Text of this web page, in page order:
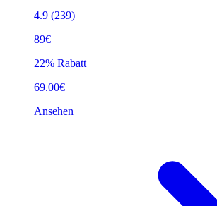
4.9 (239)
89€
22% Rabatt
69.00€
Ansehen